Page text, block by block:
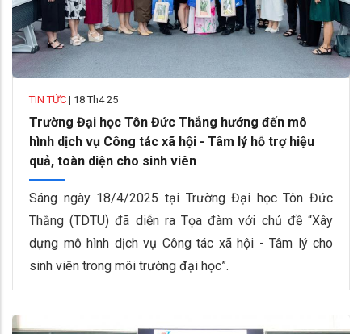
TIN TỨC | 18 Th4 25
Trường Đại học Tôn Đức Thắng hướng đến mô
hình dịch vụ Công tác xã hội - Tâm lý hỗ trợ hiệu
quả, toàn diện cho sinh viên
Sáng ngày 18/4/2025 tại Trường Đại học Tôn Đức
Thắng (TDTU) đã diễn ra Tọa đàm với chủ đề “Xây
dựng mô hình dịch vụ Công tác xã hội - Tâm lý cho
sinh viên trong môi trường đại học”.